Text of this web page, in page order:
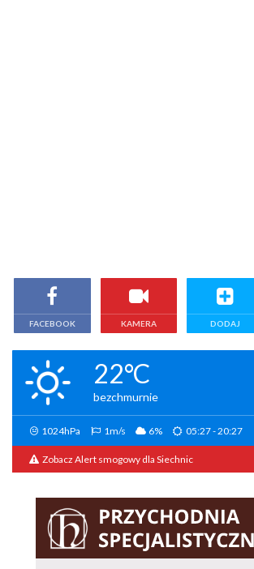
FACEBOOK KAMERA DODAJ
22°C
bezchmurnie
1024hPa 1m/s 6% 05:27 - 20:27
Zobacz Alert smogowy dla Siechnic